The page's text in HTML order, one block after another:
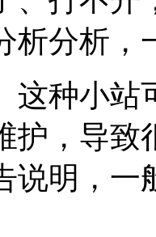
析分析，
这种小
护，导
说明，一